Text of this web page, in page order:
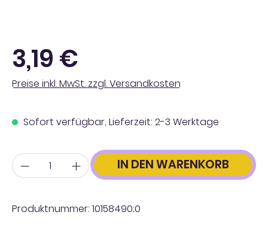
Regulärer Preis:
3,19 €
Preise inkl. MwSt. zzgl. Versandkosten
Sofort verfügbar, Lieferzeit: 2-3 Werktage
Anzahl IN DEN WARENKORB
Produktnummer: 10158490;0